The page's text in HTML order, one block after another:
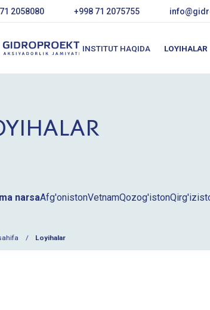
2058080 +998 71 2075755
INSTITUT HAQIDA LOYIHALAR
narsaAfg'onistonVetnamQozog'iston
Loyihalar